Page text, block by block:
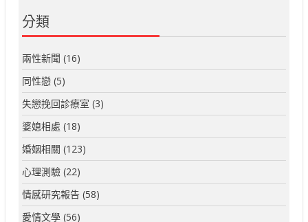
分類
兩性新聞 (16)
同性戀 (5)
失戀挽回診療室 (3)
婆媳相處 (18)
婚姻相關 (123)
心理測驗 (22)
情感研究報告 (58)
愛情文學 (56)